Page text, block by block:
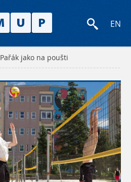
EN
Pařák jako na poušti